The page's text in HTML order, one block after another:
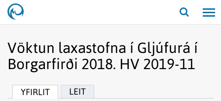
Opna/
Vöktun laxastofna í Gljúfurá í
Borgarfirði 2018. HV 2019-11
YFIRLIT LEIT